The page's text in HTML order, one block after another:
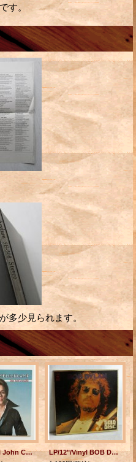
す。
多少見られます。
LP/12"/Vinyl John Cougar Mellencamp The Early Years "the kid inside" ジョン"クーガー"メレンキャンプ (1986) RHINO
LP/12"/Vinyl BOB DYLAN ボブ・ディラン・ゴールドディスク (1974) CBS SONY P8ピンナップ＆歌詞カード付